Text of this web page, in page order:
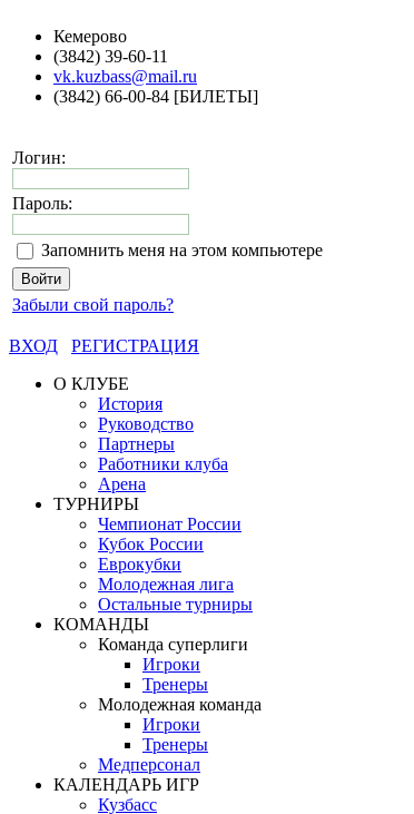
Кемерово
(3842) 39-60-11
vk.kuzbass@mail.ru
(3842) 66-00-84 [БИЛЕТЫ]
Логин:
Пароль:
Запомнить меня на этом компьютере
Забыли свой пароль?
ВХОД
РЕГИСТРАЦИЯ
О КЛУБЕ
История
Руководство
Партнеры
Работники клуба
Арена
ТУРНИРЫ
Чемпионат России
Кубок России
Еврокубки
Молодежная лига
Остальные турниры
КОМАНДЫ
Команда суперлиги
Игроки
Тренеры
Молодежная команда
Игроки
Тренеры
Медперсонал
КАЛЕНДАРЬ ИГР
Кузбасс